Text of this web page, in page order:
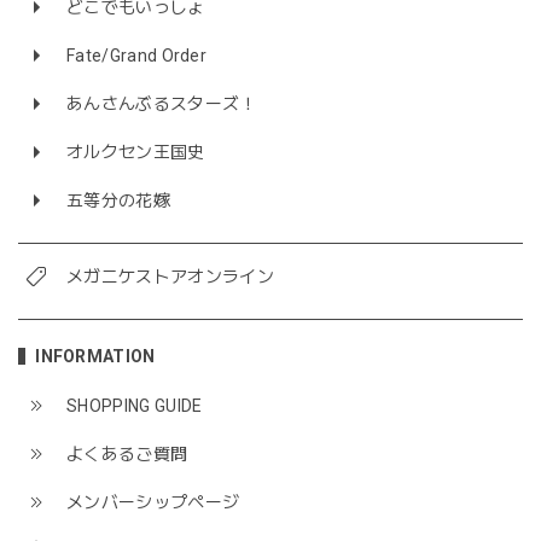
どこでもいっしょ
Fate/Grand Order
あんさんぶるスターズ！
オルクセン王国史
五等分の花嫁
メガニケストアオンライン
INFORMATION
SHOPPING GUIDE
よくあるご質問
メンバーシップページ